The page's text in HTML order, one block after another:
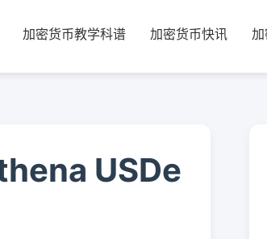
加密货币教学科谱 加密货币快讯
USDe